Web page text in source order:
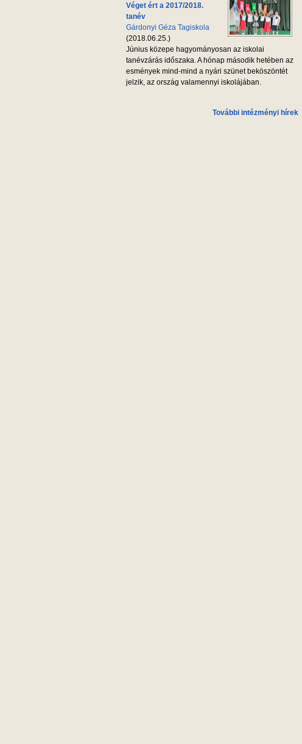
Véget ért a 2017/2018.
tanév
Gárdonyi Géza Tagiskola
(2018.06.25.)
Június közepe hagyományosan az iskolai
tanévzárás időszaka. A hónap második hetében az
esmények mind-mind a nyári szünet beköszöntét
jelzik, az ország valamennyi iskolájában.
További intézményi hírek